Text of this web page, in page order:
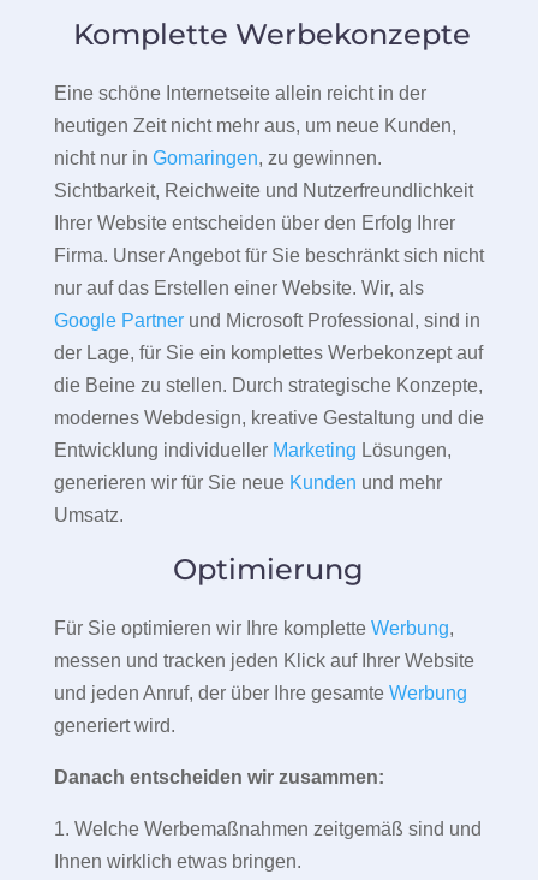
Komplette Werbekonzepte
Eine schöne Internetseite allein reicht in der
heutigen Zeit nicht mehr aus, um neue Kunden,
nicht nur in Gomaringen, zu gewinnen.
Sichtbarkeit, Reichweite und Nutzerfreundlichkeit
Ihrer Website entscheiden über den Erfolg Ihrer
Firma. Unser Angebot für Sie beschränkt sich nicht
nur auf das Erstellen einer Website. Wir, als
Google Partnerund Microsoft Professional, sind in
der Lage, für Sie ein komplettes Werbekonzept auf
die Beine zu stellen. Durch strategische Konzepte,
modernes Webdesign, kreative Gestaltung und die
Entwicklung individueller Marketing Lösungen,
generieren wir für Sie neue Kunden und mehr
Umsatz.
Optimierung
Für Sie optimieren wir Ihre komplette Werbung,
messen und tracken jeden Klick auf Ihrer Website
und jeden Anruf, der über Ihre gesamte Werbung
generiert wird.
Danach entscheiden wir zusammen:
1. Welche Werbemaßnahmen zeitgemäß sind und
Ihnen wirklich etwas bringen.